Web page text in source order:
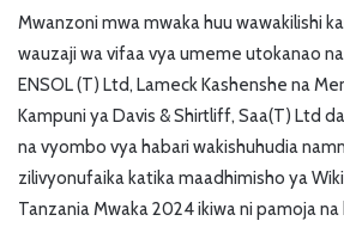
Mwanzoni mwa mwaka huu wawakilishi
wauzaji wa vifaa vya umeme utokanao
ENSOL (T) Ltd, Lameck Kashenshe na
Kampuni ya Davis & Shirtliff, Saa(T) Ltd
na vyombo vya habari wakishuhudia
zilivyonufaika katika maadhimisho ya
Tanzania Mwaka 2024 ikiwa ni pamoja